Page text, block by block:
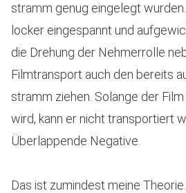
stramm genug eingelegt
locker eingespannt und
die Drehung der Nehmerrolle
Filmtransport auch den bereits
stramm ziehen. Solange der
wird, kann er nicht transportiert
Überlappende Negative.
Das ist zumindest meine